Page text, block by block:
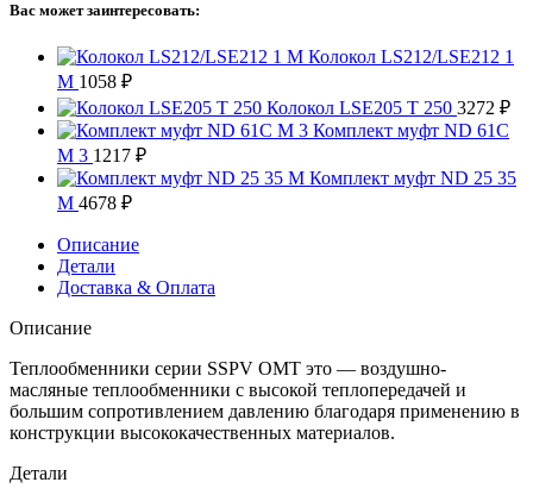
Вас может заинтересовать:
Колокол LS212/LSE212 1
M 1058 ₽
Колокол LSE205 T 250 3272 ₽
Комплект муфт ND 61C
M 3 1217 ₽
Комплект муфт ND 25 35
M 4678 ₽
Описание
Детали
Доставка & Оплата
Описание
Теплообменники серии SSPV OMT это — воздушно-
масляные теплообменники с высокой теплопередачей и
большим сопротивлением давлению благодаря применению в
конструкции высококачественных материалов.
Детали